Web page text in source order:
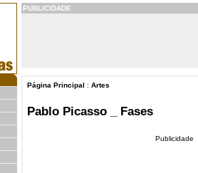
PUBLICIDADE
Página Principal : Artes
Pablo Picasso _ Fases
Publicidade